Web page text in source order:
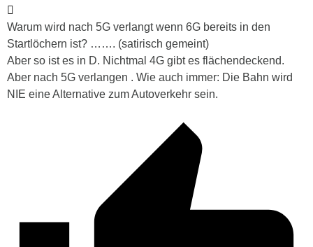
Warum wird nach 5G verlangt wenn 6G bereits in den
Startlöchern ist? ……. (satirisch gemeint)
Aber so ist es in D. Nichtmal 4G gibt es flächendeckend.
Aber nach 5G verlangen . Wie auch immer: Die Bahn wird
NIE eine Alternative zum Autoverkehr sein.